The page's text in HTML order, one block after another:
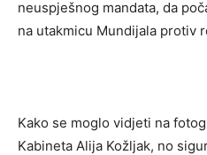
neuspješnog mandata, da
na utakmicu Mundijala protiv
Kako se moglo vidjeti na
Kabineta Alija Kožljak, no